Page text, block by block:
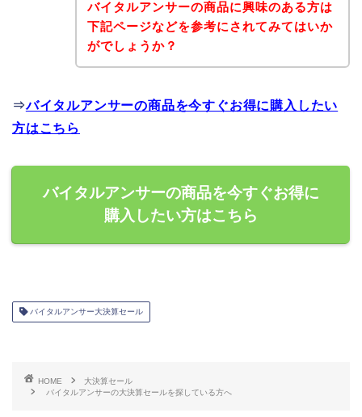
バイタルアンサーの商品に興味のある方は
下記ページなどを参考にされてみてはいか
がでしょうか？
⇒バイタルアンサーの商品を今すぐお得に購入したい
方はこちら
バイタルアンサーの商品を今すぐお得に
購入したい方はこちら
バイタルアンサー大決算セール
HOME
大決算セール
バイタルアンサーの大決算セールを探している方へ